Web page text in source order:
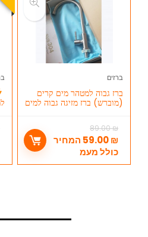
ברזים
ברז גבוה למטהר מים קרים
(מוברש) ברז מזיגה גבוה למים
89.00₪
59.00₪
המחיר
כולל מעמ